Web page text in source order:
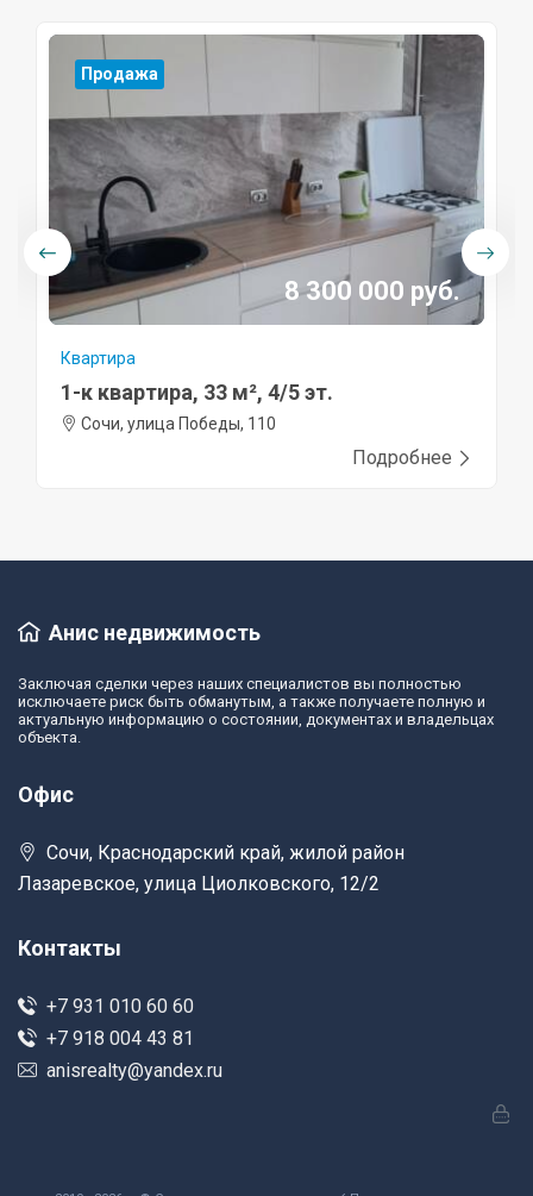
Продажа
8 300 000 руб.
Квартира
1-к квартира, 33 м², 4/5 эт.
Сочи, улица Победы, 110
Подробнее
Анис недвижимость
Заключая сделки через наших специалистов вы полностью
исключаете риск быть обманутым, а также получаете полную и
актуальную информацию о состоянии, документах и владельцах
объекта.
Офис
Сочи, Краснодарский край, жилой район
Лазаревское, улица Циолковского, 12/2
Контакты
+7 931 010 60 60
+7 918 004 43 81
anisrealty@yandex.ru